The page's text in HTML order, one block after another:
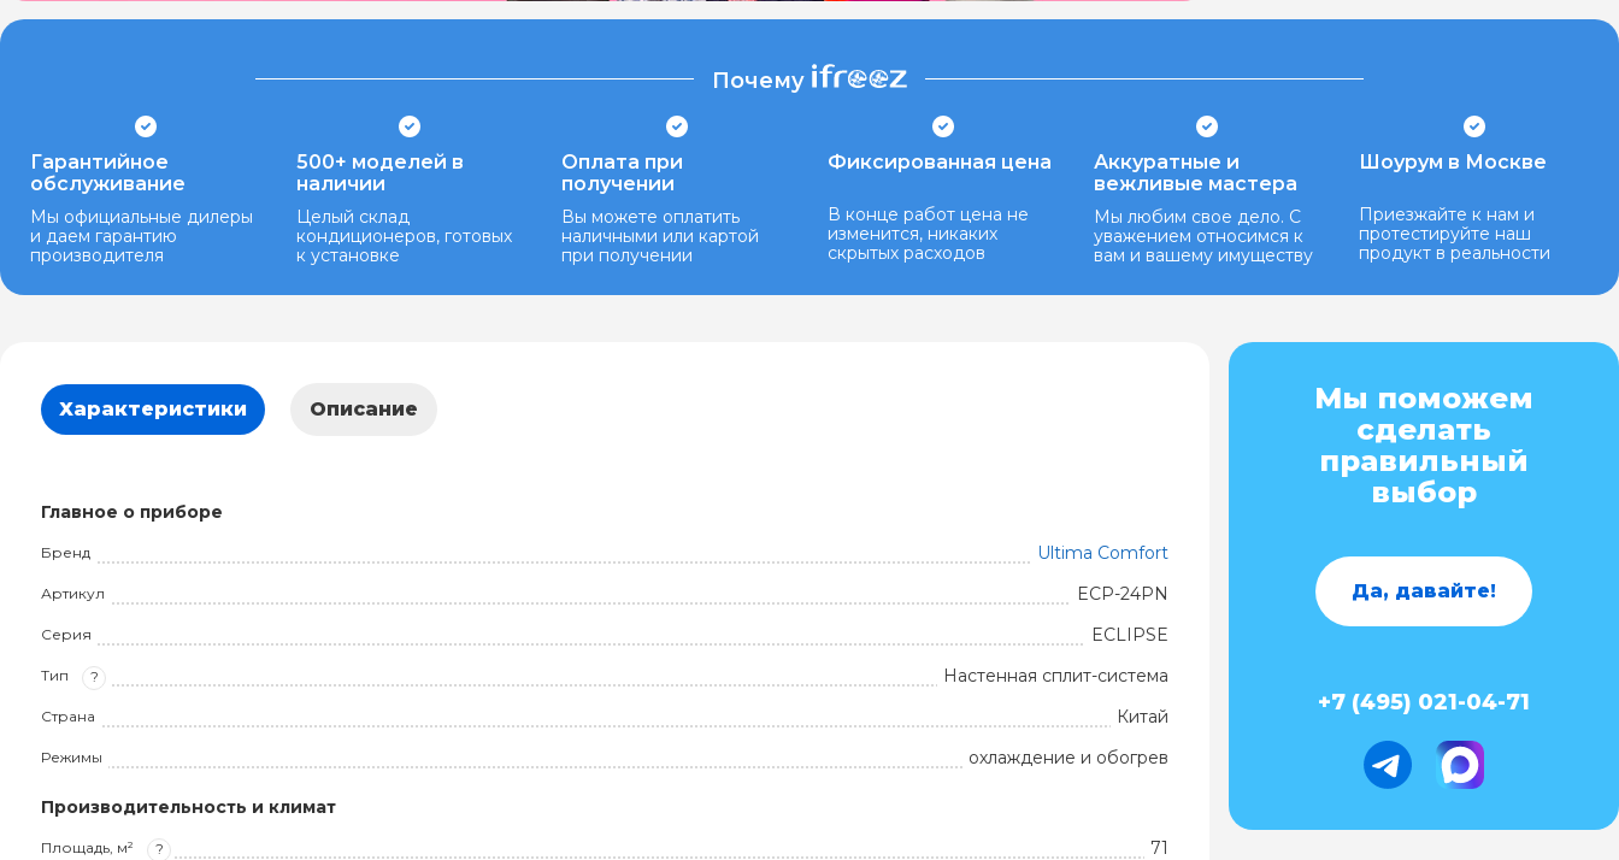
Почему
Гарантийное
обслуживание
Мы официальные дилеры
и даем гарантию
производителя
500+ моделей в
наличии
Целый склад
кондиционеров, готовых
к установке
Оплата при
получении
Вы можете оплатить
наличными или картой
при получении
Фиксированная цена
В конце работ цена не
изменится, никаких
скрытых расходов
Аккуратные и
вежливые мастера
Мы любим свое дело. С
уважением относимся к
вам и вашему имуществу
Шоурум в Москве
Приезжайте к нам и
протестируйте наш
продукт в реальности
Характеристики Описание
Главное о приборе
Бренд Ultima Comfort
Артикул ECP-24PN
Серия ECLIPSE
Тип ? Настенная сплит-система
Страна Китай
Режимы охлаждение и обогрев
Производительность и климат
Площадь, м² ? 71
Мы поможем
сделать
правильный
выбор
Да, давайте!
+7 (495) 021-04-71